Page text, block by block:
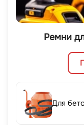
Ремни
Для